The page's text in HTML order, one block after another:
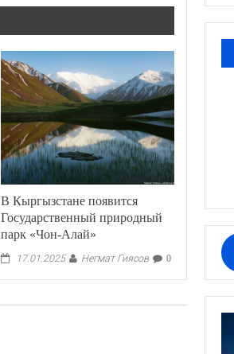
В Кыргызстане появится
Государственный природный
парк «Чон-Алай»
17.01.2025 Негмат Гиясов 0